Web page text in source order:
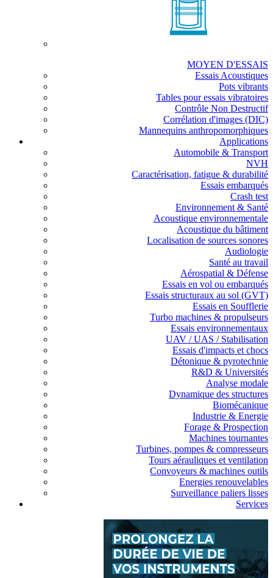
MOYEN D'ESSAIS
Essais Acoustiques
Pots vibrants
Tables pour essais vibratoires
Contrôle Non Destructif
Corrélation d'images (DIC)
Mannequins anthropomorphiques
Applications
Automobile & Transport
NVH
Caractérisation, fatigue & durabilité
Essais embarqués
Crash test
Environnement & Santé
Acoustique environnementale
Acoustique du bâtiment
Localisation de sources sonores
Audiologie
Santé au travail
Aérospatial & Défense
Essais en vol ou embarqués
Essais structuraux au sol (GVT)
Essais en Soufflerie
Turbo machines & propulseurs
Essais environnementaux
UAV / UAS / Stabilisation
Essais d'impacts et chocs
Détonique & pyrotechnie
R&D & Universités
Analyse modale
Dynamique des structures
Biomécanique
Industrie & Energie
Forage & Prospection
Machines tournantes
Turbines, pompes & compresseurs
Tours aérauliques et ventilation
Convoyeurs & machines outils
Energies renouvelables
Surveillance paliers lisses
Services